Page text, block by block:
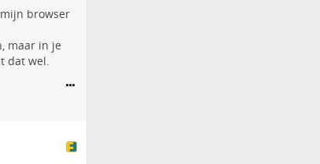
browser
maar in je
dat wel.